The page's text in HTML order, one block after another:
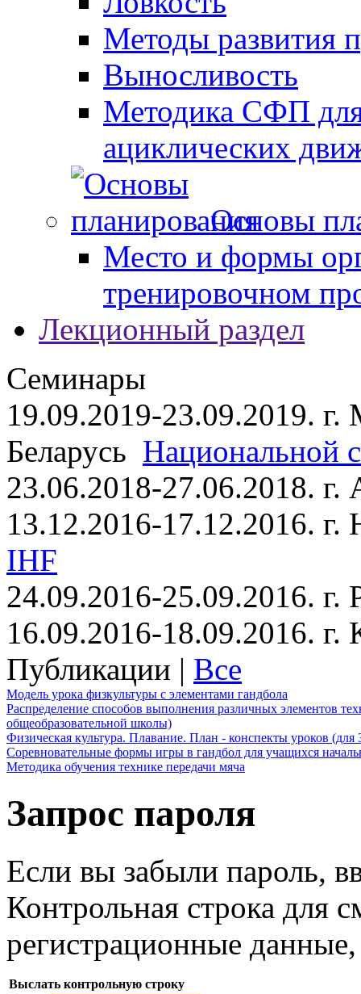
Методы развития
Выносливость
Методика СФП для
ациклических
Основы
Место и формы
тренировочном
Лекционный раздел
Семинары
19.09.2019-23.09.2019. г.
Беларусь Национальной
23.06.2018-27.06.2018.
13.12.2016-17.12.2016.
IHF
24.09.2016-25.09.2016. г.
16.09.2016-18.09.2016.
Публикации | Все
Модель урока физкультуры с элементами гандбола
Распределение способов выполнения различных элементов
общеобразовательной школы)
Физическая культура. Плавание. План - конспекты уроков (для
Соревновательные формы игры в гандбол для учащихся
Методика обучения технике передачи мяча
Запрос пароля
Если вы забыли пароль,
Контрольная строка для
регистрационные
Выслать контрольную строку